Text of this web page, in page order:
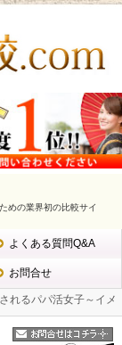
めの業界初の比較サイ
よくある質問Q&A
お問合せ
れるパパ活女子～イメ